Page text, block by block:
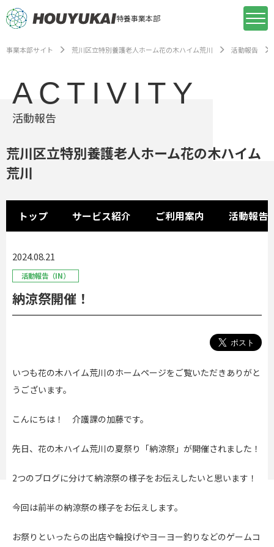
特養事業本部
事業本部サイト 荒川区立特別養護老人ホーム花の木ハイム荒川 活動報告
ACTIVITY
活動報告
荒川区立特別養護老人ホーム花の木ハイム
荒川
トップ サービス紹介 ご利用案内 活動報告
2024.08.21
活動報告（IN）
納涼祭開催！
いつも花の木ハイム荒川のホームページをご覧いただきありがと
うございます。
こんにちは！ 介護課の加藤です。
先日、花の木ハイム荒川の夏祭り「納涼祭」が開催されました！
2つのブログに分けて納涼祭の様子をお伝えしたいと思います！
今回は前半の納涼祭の様子をお伝えします。
お祭りといったらの出店や輪投げやヨーヨー釣りなどのゲームコ